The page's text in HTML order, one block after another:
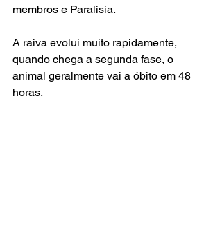
membros e Paralisia.
A raiva evolui muito rapidamente,
quando chega a segunda fase, o
animal geralmente vai a óbito em 48
horas.